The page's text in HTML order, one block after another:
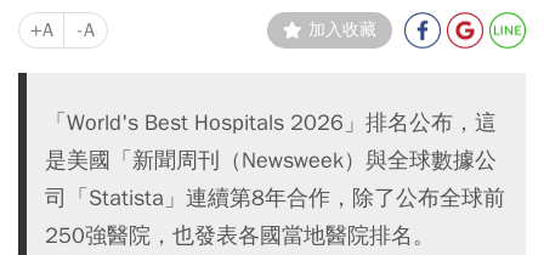
+A -A 加入收藏
「World's Best Hospitals 2026」排名公布，這
是美國「新聞周刊（Newsweek）與全球數據公
司「Statista」連續第8年合作，除了公布全球前
250強醫院，也發表各國當地醫院排名。